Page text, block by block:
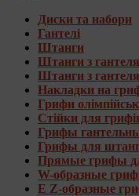
Диски та набори
Гантелі
Штанги
Штанги з
Штанги з
Накладки на
Грифи
Стійки для
Грифы
Грифы для
Прямые грифы
W-образные
E Z-образные